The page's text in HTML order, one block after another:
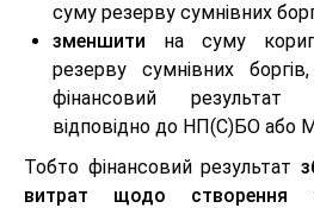
суму резерву сумнівних
зменшити на суму
резерву сумнівних
фінансовий результат
відповідно до НП(С)БО або
Тобто фінансовий результат
витрат щодо створення